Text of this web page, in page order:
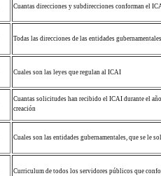
Cuantas direcciones y subdirecciones conforman el
Todas las direcciones de las entidades
Cuales son las leyes que regulan al ICAI
Cuantas solicitudes han recibido el ICAI durante el
creación
Cuales son las entidades gubernamentales, que se le
Curriculum de todos los servidores públicos que